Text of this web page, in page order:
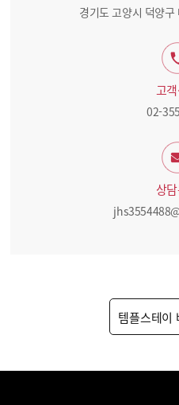
경기도 고양시 덕양
고
02-
상
템플스테이